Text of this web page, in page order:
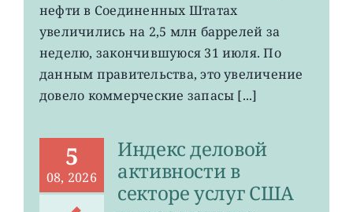
хранилищах
США
выросли
нефти в Соединенных Штатах
увеличились на 2,5 млн баррелей за
неделю, закончившуюся 31 июля. По
данным правительства, это увеличение
довело коммерческие запасы [...]
5
08, 2026
Индекс деловой
активности в
секторе услуг США